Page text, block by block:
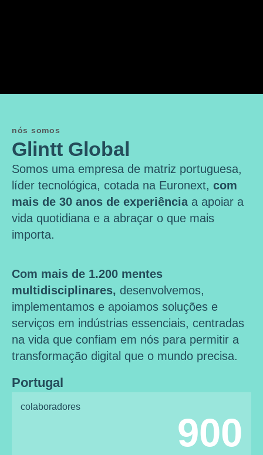
nós somos
Glintt Global
Somos uma empresa de matriz portuguesa,
líder tecnológica, cotada na Euronext, com
mais de 30 anos de experiênciaa apoiar a
vida quotidiana e a abraçar o que mais
importa.
Com mais de 1.200 mentes
multidisciplinares, desenvolvemos,
implementamos e apoiamos soluções e
serviços em indústrias essenciais, centradas
na vida que confiam em nós para permitir a
transformação digital que o mundo precisa.
Portugal
colaboradores
900